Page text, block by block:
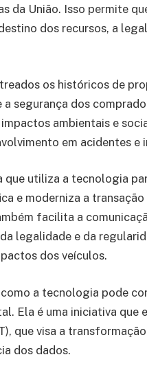
da União. Isso permite
dos recursos, a
os históricos de
segurança dos
ambientais e
em acidentes e
utiliza a tecnologia
e moderniza a
facilita a
legalidade e da
dos veículos.
a tecnologia pode
Ela é uma iniciativa que
que visa a
dos dados.